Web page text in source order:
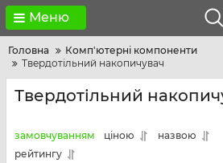
Меню
Головна
Комп'ютерні компоненти
Твердотільний накопичувач
Твердотільний
замовчуванням ціною
назвою
рейтингу